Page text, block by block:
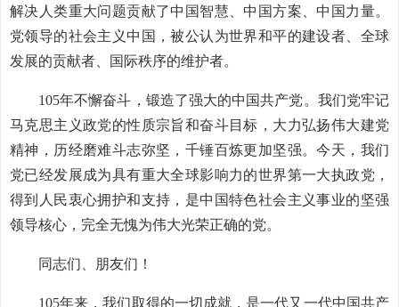
解决人类重大问题贡献了中国智慧、中国方案、中国力量。
党领导的社会主义中国，被公认为世界和平的建设者、全球
发展的贡献者、国际秩序的维护者。
105年不懈奋斗，锻造了强大的中国共产党。我们党牢记
马克思主义政党的性质宗旨和奋斗目标，大力弘扬伟大建党
精神，历经磨难斗志弥坚，千锤百炼更加坚强。今天，我们
党已经发展成为具有重大全球影响力的世界第一大执政党，
得到人民衷心拥护和支持，是中国特色社会主义事业的坚强
领导核心，完全无愧为伟大光荣正确的党。
同志们、朋友们！
105年来，我们取得的一切成就，是一代又一代中国共产